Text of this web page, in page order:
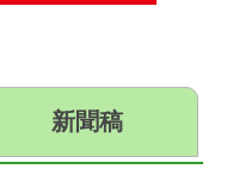
新聞稿